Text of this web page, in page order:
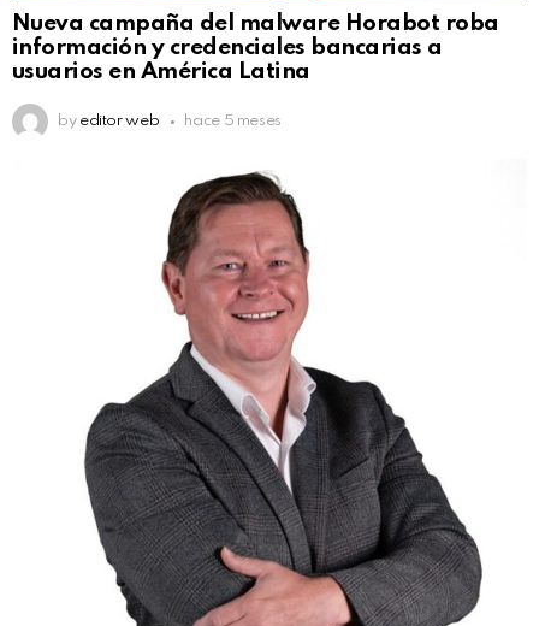
Nueva campaña del malware Horabot roba
información y credenciales bancarias a
usuarios en América Latina
by editor web hace 5 meses